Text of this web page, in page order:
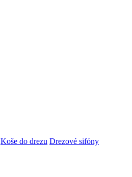
Koše do drezu Drezové sifóny